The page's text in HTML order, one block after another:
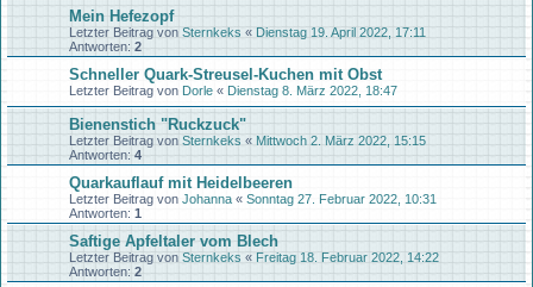
Mein Hefezopf
Letzter Beitrag von Sternkeks « Dienstag 19. April 2022, 17:11
Antworten: 2
Schneller Quark-Streusel-Kuchen mit Obst
Letzter Beitrag von Dorle « Dienstag 8. März 2022, 18:47
Bienenstich "Ruckzuck"
Letzter Beitrag von Sternkeks « Mittwoch 2. März 2022, 15:15
Antworten: 4
Quarkauflauf mit Heidelbeeren
Letzter Beitrag von Johanna « Sonntag 27. Februar 2022, 10:31
Antworten: 1
Saftige Apfeltaler vom Blech
Letzter Beitrag von Sternkeks « Freitag 18. Februar 2022, 14:22
Antworten: 2